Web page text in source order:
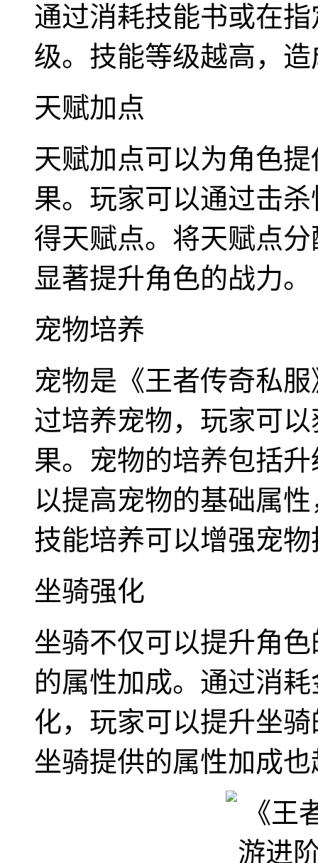
通过消耗技能书或在
级。技能等级越高，
天赋加点
天赋加点可以为角色
果。玩家可以通过击
得天赋点。将天赋点
显著提升角色的战力。
宠物培养
宠物是《王者传奇私
过培养宠物，玩家可
果。宠物的培养包括
以提高宠物的基础属
技能培养可以增强宠
坐骑强化
坐骑不仅可以提升角
的属性加成。通过消
化，玩家可以提升坐
坐骑提供的属性加成